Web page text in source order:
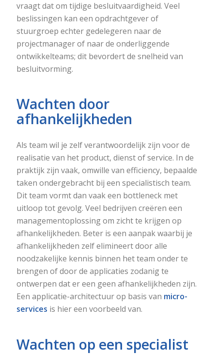
vraagt dat om tijdige besluitvaardigheid. Veel
beslissingen kan een opdrachtgever of
stuurgroep echter gedelegeren naar de
projectmanager of naar de onderliggende
ontwikkelteams; dit bevordert de snelheid van
besluitvorming.
Wachten door
afhankelijkheden
Als team wil je zelf verantwoordelijk zijn voor de
realisatie van het product, dienst of service. In de
praktijk zijn vaak, omwille van efficiency, bepaalde
taken ondergebracht bij een specialistisch team.
Dit team vormt dan vaak een bottleneck met
uitloop tot gevolg. Veel bedrijven creëren een
managementoplossing om zicht te krijgen op
afhankelijkheden. Beter is een aanpak waarbij je
afhankelijkheden zelf elimineert door alle
noodzakelijke kennis binnen het team onder te
brengen of door de applicaties zodanig te
ontwerpen dat er een geen afhankelijkheden zijn.
Een applicatie-architectuur op basis van micro-
services is hier een voorbeeld van.
Wachten op een specialist